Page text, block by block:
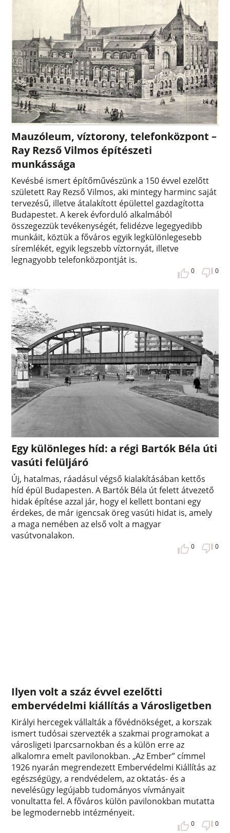
Mauzóleum, víztorony, telefonközpont –
Ray Rezső Vilmos építészeti
munkássága
Kevésbé ismert építőművészünk a 150 évvel ezelőtt
született Ray Rezső Vilmos, aki mintegy harminc saját
tervezésű, illetve átalakított épülettel gazdagította
Budapestet. A kerek évforduló alkalmából
összegezzük tevékenységét, felidézve legegyedibb
munkáit, köztük a főváros egyik legkülönlegesebb
síremlékét, egyik legszebb víztornyát, illetve
legnagyobb telefonközpontját is.
0 0
Egy különleges híd: a régi Bartók Béla úti
vasúti felüljáró
Új, hatalmas, ráadásul végső kialakításában kettős
híd épül Budapesten. A Bartók Béla út felett átvezető
hidak építése azzal jár, hogy el kellett bontani egy
érdekes, de már igencsak öreg vasúti hidat is, amely
a maga nemében az első volt a magyar
vasútvonalakon.
0 0
Ilyen volt a száz évvel ezelőtti
embervédelmi kiállítás a Városligetben
Királyi hercegek vállalták a fővédnökséget, a korszak
ismert tudósai szervezték a szakmai programokat a
városligeti Iparcsarnokban és a külön erre az
alkalomra emelt pavilonokban. „Az Ember” címmel
1926 nyarán megrendezett Embervédelmi Kiállítás az
egészségügy, a rendvédelem, az oktatás- és a
nevelésügy legújabb tudományos vívmányait
vonultatta fel. A főváros külön pavilonokban mutatta
be legmodernebb intézményeit.
0 0